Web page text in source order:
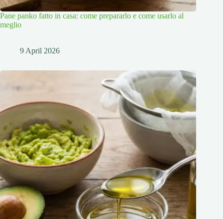
Pane panko fatto in casa: come prepararlo e come usarlo al
meglio
9 April 2026